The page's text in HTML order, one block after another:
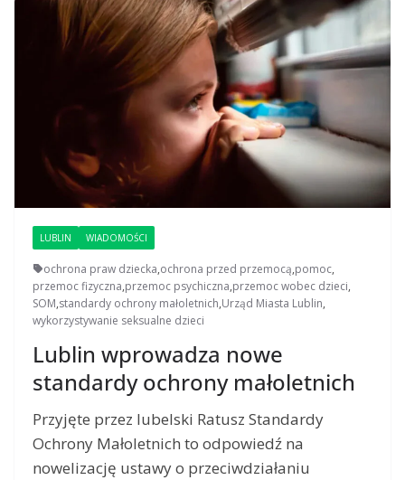
LUBLIN WIADOMOŚCI
ochrona praw dziecka,ochrona przed przemocą,pomoc,
przemoc fizyczna,przemoc psychiczna,przemoc wobec dzieci,
SOM,standardy ochrony małoletnich,Urząd Miasta Lublin,
wykorzystywanie seksualne dzieci
Lublin wprowadza nowe
standardy ochrony małoletnich
Przyjęte przez lubelski Ratusz Standardy
Ochrony Małoletnich to odpowiedź na
nowelizację ustawy o przeciwdziałaniu